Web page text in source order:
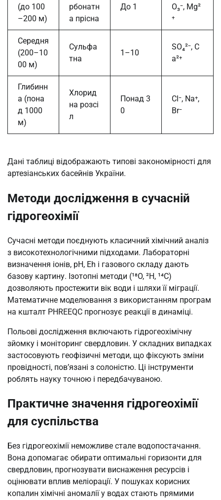
(до 100
–200 м)
рбонатн
а прісна
До 1
O₃⁻, Mg²
⁺
Середня
(200–10
00 м)
Сульфа
тна
1–10
SO₄²⁻, C
a²⁺
Глибинн
а (пона
д 1000
м)
Хлорид
на розсі
л
Понад 3
0
Cl⁻, Na⁺,
Br⁻
Дані таблиці відображають типові закономірності для
артезіанських басейнів України.
Методи дослідження в сучасній
гідрогеохімії
Сучасні методи поєднують класичний хімічний аналіз
з високотехнологічними підходами. Лабораторні
визначення іонів, pH, Eh і газового складу дають
базову картину. Ізотопні методи (¹⁸O, ²H, ¹⁴C)
дозволяють простежити вік води і шляхи її міграції.
Математичне моделювання з використанням програм
на кшталт PHREEQC прогнозує реакції в динаміці.
Польові дослідження включають гідрогеохімічну
зйомку і моніторинг свердловин. У складних випадках
застосовують геофізичні методи, що фіксують зміни
провідності, пов’язані з солоністю. Ці інструменти
роблять науку точною і передбачуваною.
Практичне значення гідрогеохімії
для суспільства
Без гідрогеохімії неможливе стале водопостачання.
Вона допомагає обирати оптимальні горизонти для
свердловин, прогнозувати виснаження ресурсів і
оцінювати вплив меліорації. У пошуках корисних
копалин хімічні аномалії у водах стають прямими